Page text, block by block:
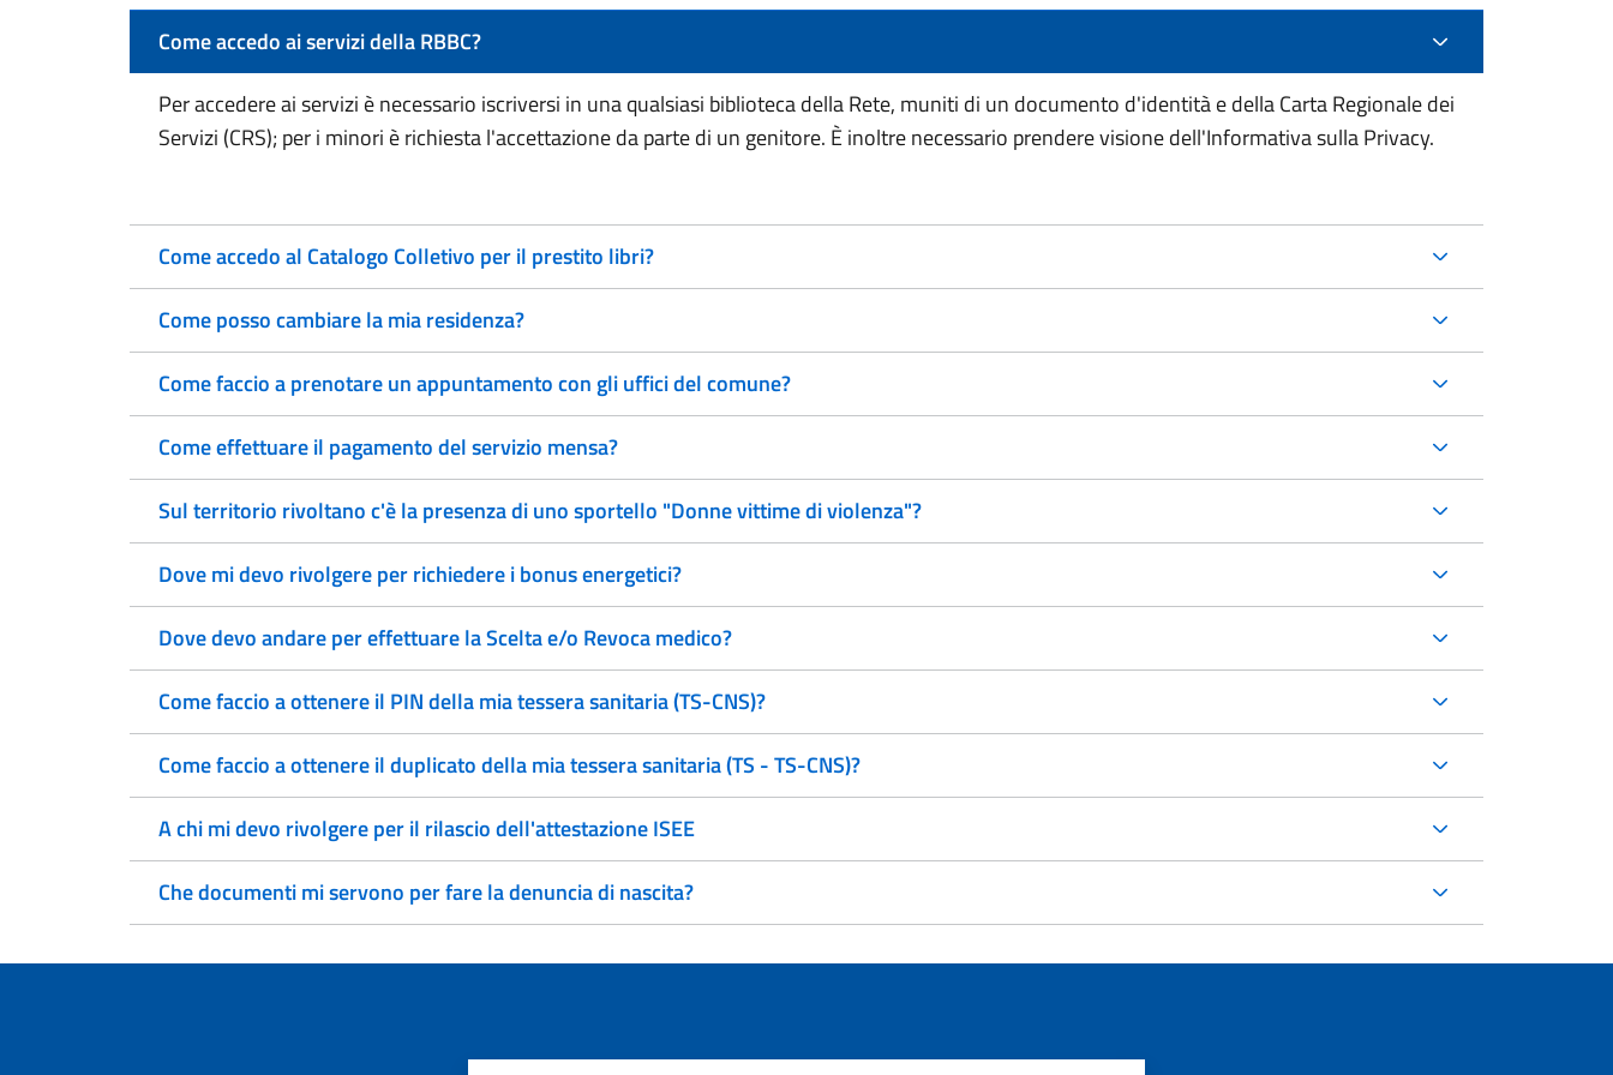
Come accedo ai servizi della RBBC?
Per accedere ai servizi è necessario iscriversi in una qualsiasi biblioteca della Rete, muniti di un documento d'identità e della Carta Regionale dei
Servizi (CRS); per i minori è richiesta l'accettazione da parte di un genitore. È inoltre necessario prendere visione dell'Informativa sulla Privacy.
Come accedo al Catalogo Colletivo per il prestito libri?
Come posso cambiare la mia residenza?
Come faccio a prenotare un appuntamento con gli uffici del comune?
Come effettuare il pagamento del servizio mensa?
Sul territorio rivoltano c'è la presenza di uno sportello "Donne vittime di violenza"?
Dove mi devo rivolgere per richiedere i bonus energetici?
Dove devo andare per effettuare la Scelta e/o Revoca medico?
Come faccio a ottenere il PIN della mia tessera sanitaria (TS-CNS)?
Come faccio a ottenere il duplicato della mia tessera sanitaria (TS - TS-CNS)?
A chi mi devo rivolgere per il rilascio dell'attestazione ISEE
Che documenti mi servono per fare la denuncia di nascita?